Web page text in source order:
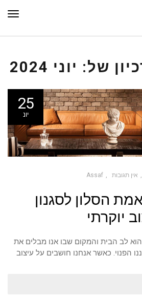
של: יוני 2024
25
יונ
אין תגובות Assaf
הסלון לסגנון
יוקרתי
הוא לב הבית והמקום שבו אנו מבלים את
הפנוי. כאשר אנחנו חושבים על עיצוב